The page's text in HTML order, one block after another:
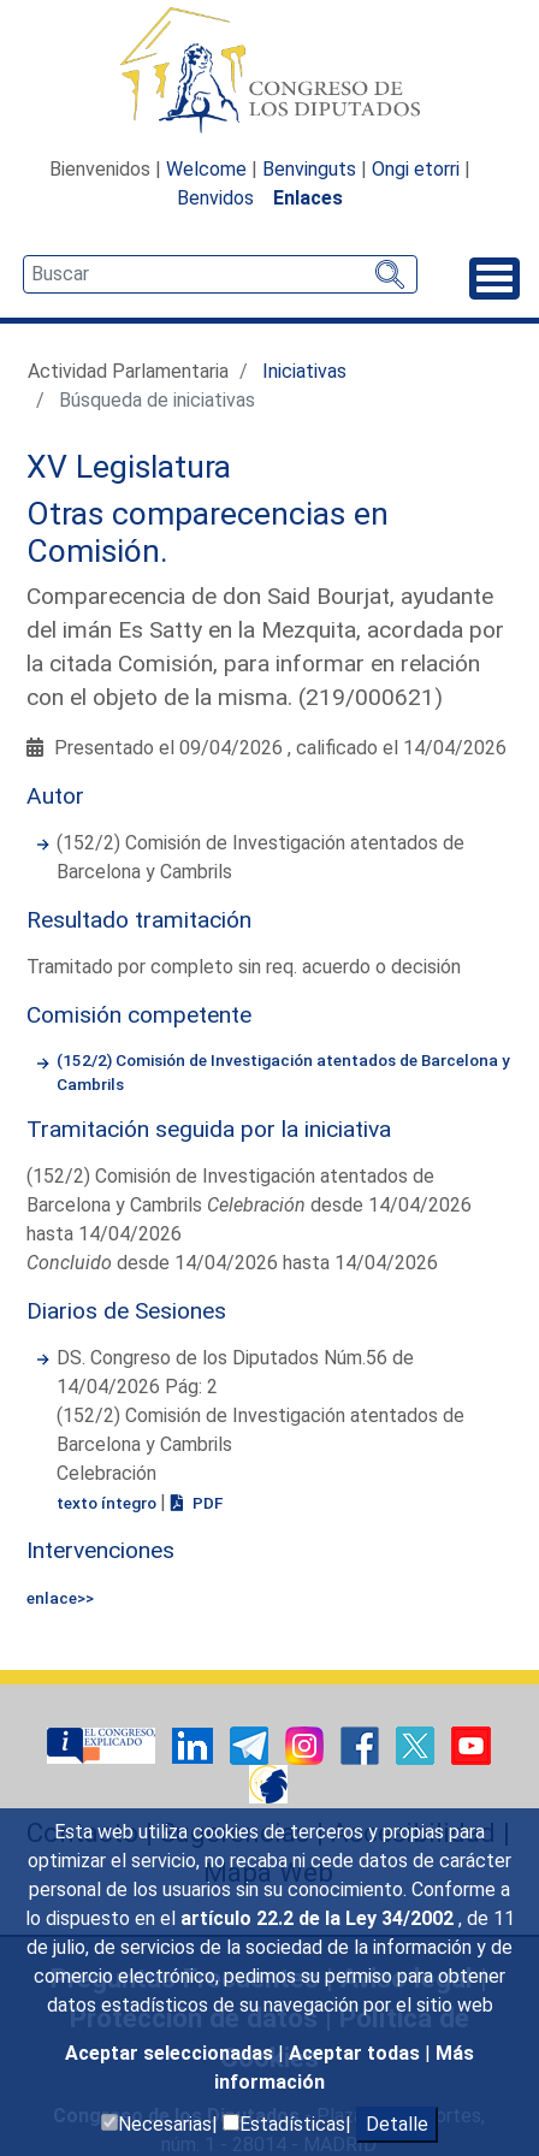
Esta web utiliza cookies de terceros y propias para
optimizar el servicio, no recaba ni cede datos de carácter
personal de los usuarios sin su conocimiento. Conforme a
lo dispuesto en el artículo 22.2 de la Ley 34/2002 , de 11
de julio, de servicios de la sociedad de la información y de
comercio electrónico, pedimos su permiso para obtener
datos estadísticos de su navegación por el sitio web
Aceptar seleccionadas | Aceptar todas | Más
información
Necesarias|
Estadísticas| Detalle
Bienvenidos | Welcome | Benvinguts | Ongi etorri |
Benvidos
Enlaces
Actividad Parlamentaria
Iniciativas
Búsqueda de iniciativas
XV Legislatura
Otras comparecencias en
Comisión.
Comparecencia de don Said Bourjat, ayudante
del imán Es Satty en la Mezquita, acordada por
la citada Comisión, para informar en relación
con el objeto de la misma. (219/000621)
Presentado el 09/04/2026 , calificado el 14/04/2026
Autor
(152/2) Comisión de Investigación atentados de
Barcelona y Cambrils
Resultado tramitación
Tramitado por completo sin req. acuerdo o decisión
Comisión competente
(152/2) Comisión de Investigación atentados de Barcelona y
Cambrils
Tramitación seguida por la iniciativa
(152/2) Comisión de Investigación atentados de
Barcelona y Cambrils Celebración desde 14/04/2026
hasta 14/04/2026
Concluido desde 14/04/2026 hasta 14/04/2026
Diarios de Sesiones
DS. Congreso de los Diputados Núm.56 de
14/04/2026 Pág: 2
(152/2) Comisión de Investigación atentados de
Barcelona y Cambrils
Celebración
texto íntegro | PDF
Intervenciones
enlace>>
Contacto|Sugerencias|Accesibilidad |
Mapa Web
Preguntas Frecuentes|Aviso legal|
Protección de datos|Política de
Cookies
Congreso de los Diputados- Plaza de las Cortes,
núm. 1 - 28014 - MADRID